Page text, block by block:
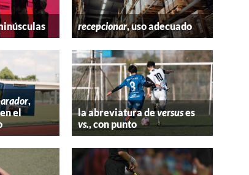
recepcionar, uso adecuado
,
el
la abreviatura deversuses
vs., con punto